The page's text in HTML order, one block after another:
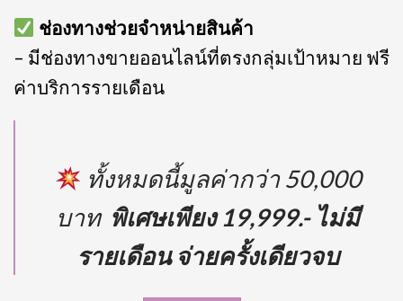
ช่องทางช่วยจำหน่ายสินค้า
– มีช่องทางขายออนไลน์ที่ตรงกลุ่มเป้าหมาย ฟรี
ค่าบริการรายเดือน
ทั้งหมดนี้มูลค่ากว่า 50,000
บาท พิเศษเพียง 19,999.- ไม่มี
รายเดือน จ่ายครั้งเดียวจบ